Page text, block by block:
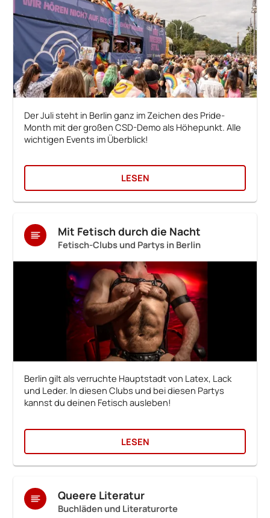
Der Juli steht in Berlin ganz im Zeichen des Pride-
Month mit der großen CSD-Demo als Höhepunkt. Alle
wichtigen Events im Überblick!
LESEN
Mit Fetisch durch die Nacht
Fetisch-Clubs und Partys in Berlin
Berlin gilt als verruchte Hauptstadt von Latex, Lack
und Leder. In diesen Clubs und bei diesen Partys
kannst du deinen Fetisch ausleben!
LESEN
Queere Literatur
Buchläden und Literaturorte